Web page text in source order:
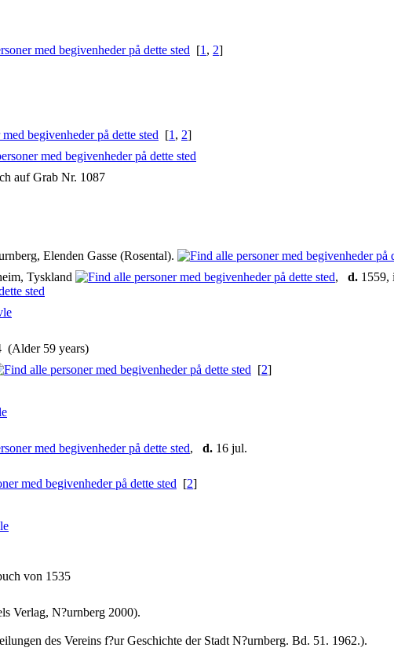
[1 , 2]
[1 , 2]
auf Grab Nr. 1087
Elenden Gasse (Rosental).
Tyskland , d. 1559,
(Alder 59 years)
[2]
, d. 16 jul.
[2]
von 1535
Verlag, N?urnberg 2000).
des Vereins f?ur Geschichte der Stadt N?urnberg. Bd. 51. 1962.).